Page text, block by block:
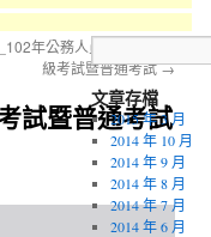
年公務人員高等考試三
級考試暨普通考試→
試暨普通考試
文章存檔
2015 年 3 月
2014 年 10 月
2014 年 9 月
2014 年 8 月
2014 年 7 月
2014 年 6 月